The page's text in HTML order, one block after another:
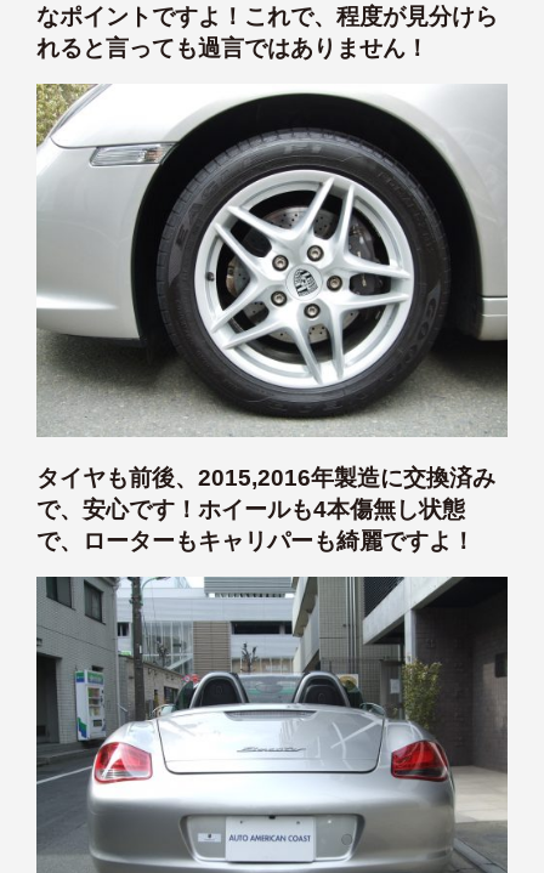
なポイントですよ！これで、程度が見分けら
れると言っても過言ではありません！
タイヤも前後、2015,2016年製造に交換済み
で、安心です！ホイールも4本傷無し状態
で、ローターもキャリパーも綺麗ですよ！